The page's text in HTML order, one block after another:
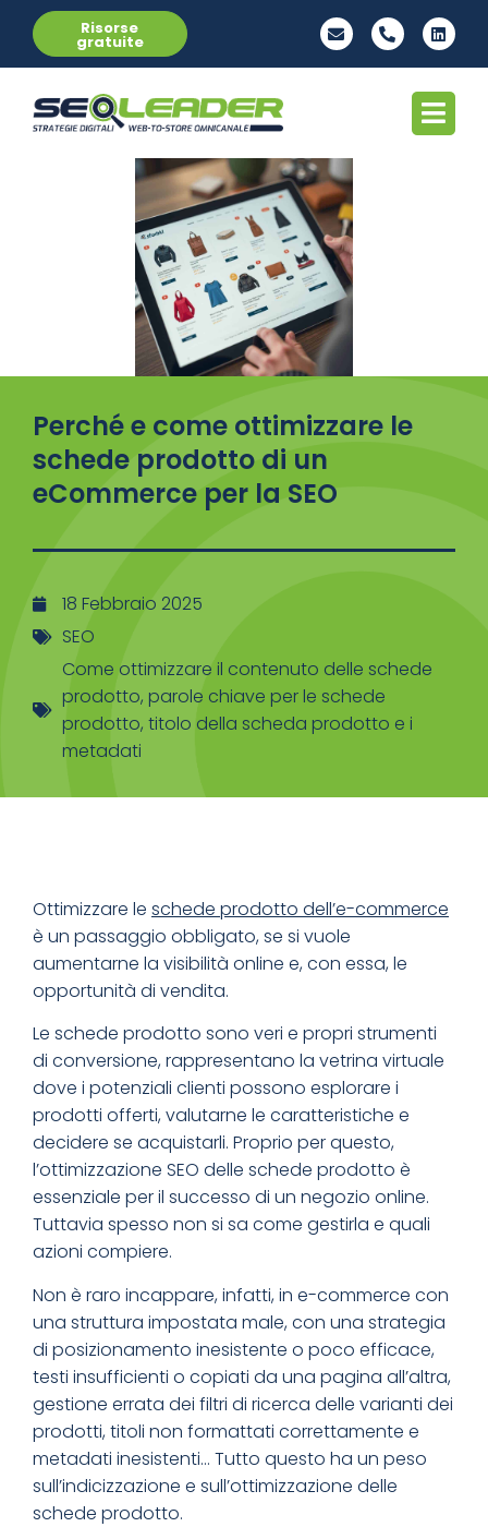
Risorse
gratuite
Perché e come ottimizzare le
schede prodotto di un
eCommerce per la SEO
18 Febbraio 2025
SEO
Come ottimizzare il contenuto delle schede
prodotto, parole chiave per le schede
prodotto, titolo della scheda prodotto e i
metadati
Ottimizzare le schede prodotto dell’e-commerce
è un passaggio obbligato, se si vuole
aumentarne la visibilità online e, con essa, le
opportunità di vendita.
Le schede prodotto sono veri e propri strumenti
di conversione, rappresentano la vetrina virtuale
dove i potenziali clienti possono esplorare i
prodotti offerti, valutarne le caratteristiche e
decidere se acquistarli. Proprio per questo,
l’ottimizzazione SEO delle schede prodotto è
essenziale per il successo di un negozio online.
Tuttavia spesso non si sa come gestirla e quali
azioni compiere.
Non è raro incappare, infatti, in e-commerce con
una struttura impostata male, con una strategia
di posizionamento inesistente o poco efficace,
testi insufficienti o copiati da una pagina all’altra,
gestione errata dei filtri di ricerca delle varianti dei
prodotti, titoli non formattati correttamente e
metadati inesistenti… Tutto questo ha un peso
sull’indicizzazione e sull’ottimizzazione delle
schede prodotto.